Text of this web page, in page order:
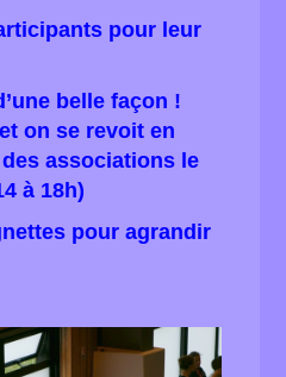
pour leur
belle façon !
on se revoit en
associations le
à 18h)
pour agrandir